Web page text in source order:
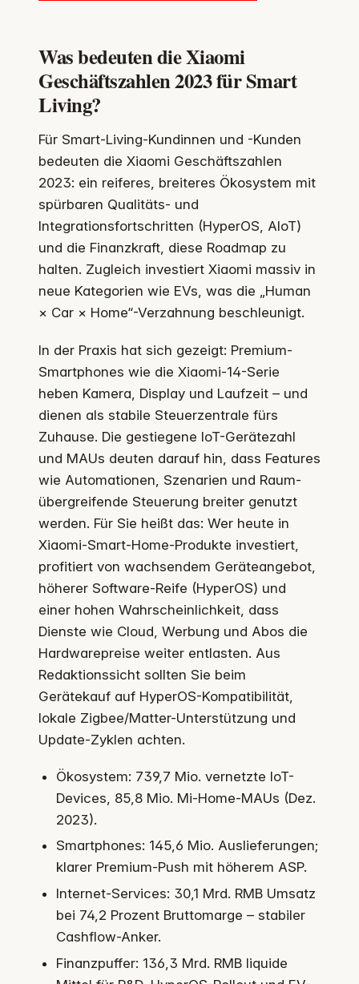
Was bedeuten die Xiaomi
Geschäftszahlen 2023 für Smart
Living?
Für Smart-Living-Kundinnen und -Kunden
bedeuten die Xiaomi Geschäftszahlen
2023: ein reiferes, breiteres Ökosystem mit
spürbaren Qualitäts- und
Integrationsfortschritten (HyperOS, AIoT)
und die Finanzkraft, diese Roadmap zu
halten. Zugleich investiert Xiaomi massiv in
neue Kategorien wie EVs, was die „Human
× Car × Home“-Verzahnung beschleunigt.
In der Praxis hat sich gezeigt: Premium-
Smartphones wie die Xiaomi-14-Serie
heben Kamera, Display und Laufzeit – und
dienen als stabile Steuerzentrale fürs
Zuhause. Die gestiegene IoT-Gerätezahl
und MAUs deuten darauf hin, dass Features
wie Automationen, Szenarien und Raum-
übergreifende Steuerung breiter genutzt
werden. Für Sie heißt das: Wer heute in
Xiaomi-Smart-Home-Produkte investiert,
profitiert von wachsendem Geräteangebot,
höherer Software-Reife (HyperOS) und
einer hohen Wahrscheinlichkeit, dass
Dienste wie Cloud, Werbung und Abos die
Hardwarepreise weiter entlasten. Aus
Redaktionssicht sollten Sie beim
Gerätekauf auf HyperOS-Kompatibilität,
lokale Zigbee/Matter-Unterstützung und
Update-Zyklen achten.
Ökosystem: 739,7 Mio. vernetzte IoT-
Devices, 85,8 Mio. Mi-Home-MAUs (Dez.
2023).
Smartphones: 145,6 Mio. Auslieferungen;
klarer Premium-Push mit höherem ASP.
Internet-Services: 30,1 Mrd. RMB Umsatz
bei 74,2 Prozent Bruttomarge – stabiler
Cashflow-Anker.
Finanzpuffer: 136,3 Mrd. RMB liquide